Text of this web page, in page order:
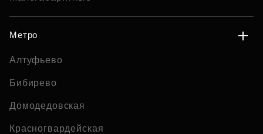
Метро
Алтуфьево
Бибирево
Домодедовская
Красногвардейская